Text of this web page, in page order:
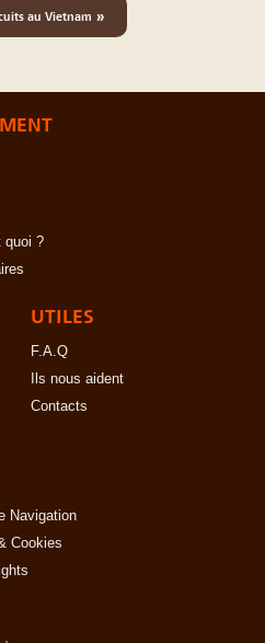
au Vietnam »
quoi ?
UTILES
F.A.Q
Ils nous aident
Contacts
Navigation
Cookies